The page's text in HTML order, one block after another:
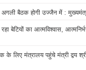
अगली बैठक होगी उज्जैन में :
बेटियों का आत्मविश्वास,
के लिए मंत्रालय पहुंचे मंत्री द्वय